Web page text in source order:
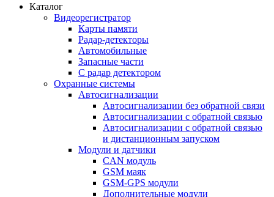
Каталог
Видеорегистратор
Карты памяти
Радар-детекторы
Автомобильные
Запасные части
С радар детектором
Охранные системы
Автосигнализации
Автосигнализации без обратной связи
Автосигнализации с обратной связью
Автосигнализации с обратной связью
и дистанционным запуском
Модули и датчики
CAN модуль
GSM маяк
GSM-GPS модули
Дополнительные модули